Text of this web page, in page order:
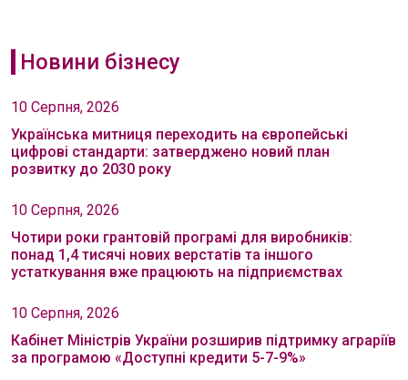
Новини бізнесу
10 Серпня, 2026
Українська митниця переходить на європейські
цифрові стандарти: затверджено новий план
розвитку до 2030 року
10 Серпня, 2026
Чотири роки грантовій програмі для виробників:
понад 1,4 тисячі нових верстатів та іншого
устаткування вже працюють на підприємствах
10 Серпня, 2026
Кабінет Міністрів України розширив підтримку аграріїв
за програмою «Доступні кредити 5-7-9%»